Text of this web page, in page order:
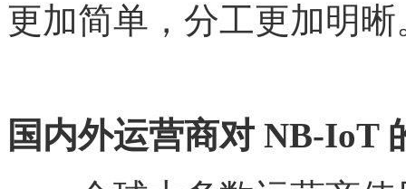
更加简单，分工更加明晰
国内外运营商对 NB-IoT